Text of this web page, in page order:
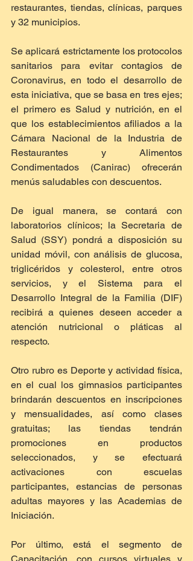
restaurantes, tiendas, clínicas, parques
y 32 municipios.
Se aplicará estrictamente los protocolos
sanitarios para evitar contagios de
Coronavirus, en todo el desarrollo de
esta iniciativa, que se basa en tres ejes;
el primero es Salud y nutrición, en el
que los establecimientos afiliados a la
Cámara Nacional de la Industria de
Restaurantes y Alimentos
Condimentados (Canirac) ofrecerán
menús saludables con descuentos.
De igual manera, se contará con
laboratorios clínicos; la Secretaria de
Salud (SSY) pondrá a disposición su
unidad móvil, con análisis de glucosa,
triglicéridos y colesterol, entre otros
servicios, y el Sistema para el
Desarrollo Integral de la Familia (DIF)
recibirá a quienes deseen acceder a
atención nutricional o pláticas al
respecto.
Otro rubro es Deporte y actividad física,
en el cual los gimnasios participantes
brindarán descuentos en inscripciones
y mensualidades, así como clases
gratuitas; las tiendas tendrán
promociones en productos
seleccionados, y se efectuará
activaciones con escuelas
participantes, estancias de personas
adultas mayores y las Academias de
Iniciación.
Por último, está el segmento de